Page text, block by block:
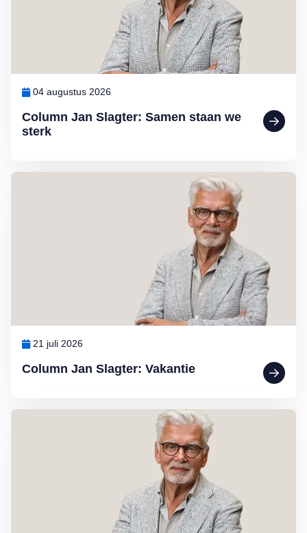
Column Jan Slagter: Samen staan we
sterk
04 augustus 2026
Column Jan Slagter: Vakantie
21 juli 2026
Lees meer over Column Jan Slagter: Vakantie
Lees meer over Column Jan Slagter: Marjan Berk